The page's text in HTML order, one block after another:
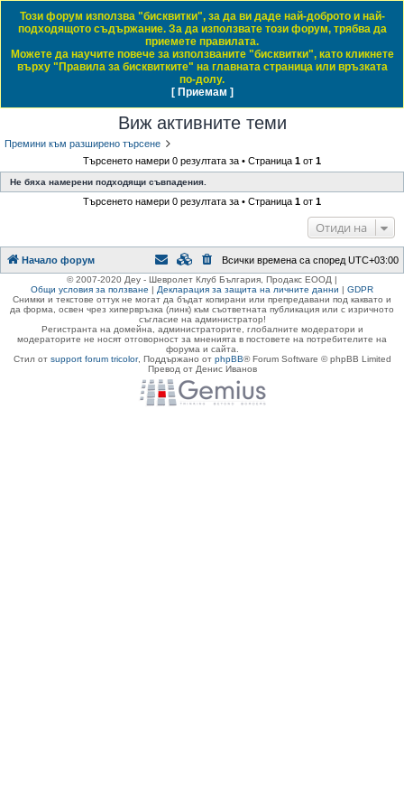
Daewoo & Chevrolet Club Bulgaria
ЧЗВ Правила на форума Влез
Регистрация
Начало форум
Виж активните теми
Виж активните теми
Премини към разширено търсене
Търсенето намери 0 резултата за • Страница 1 от 1
Не бяха намерени подходящи съвпадения.
Търсенето намери 0 резултата за • Страница 1 от 1
Отиди на
Този форум използва "бисквитки", за да ви даде най-доброто и най-
подходящото съдържание. За да използвате този форум, трябва да
приемете правилата.
Можете да научите повече за използваните "бисквитки", като кликнете
върху "Правила за бисквитките" на главната страница или връзката
по-долу.
[ Приемам ]
Начало форум Всички времена са според UTC+03:00
© 2007-2020 Деу - Шевролет Клуб България, Продакс ЕООД |
Общи условия за ползване | Декларация за защита на личните данни | GDPR
Снимки и текстове оттук не могат да бъдат копирани или препредавани под каквато и
да форма, освен чрез хипервръзка (линк) към съответната публикация или с изричното
съгласие на администратор!
Регистранта на домейна, администраторите, глобалните модератори и
модераторите не носят отговорност за мненията в постовете на потребителите на
форума и сайта.
Стил от support forum tricolor, Поддържано от phpBB® Forum Software © phpBB Limited
Превод от Денис Иванов